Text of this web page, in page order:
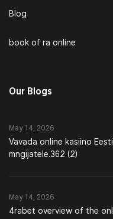
Blog
book of ra online
Our Blogs
May 14, 2026
Vavada online kasiino
mngijatele.362 (2)
May 14, 2026
4rabet overview of the